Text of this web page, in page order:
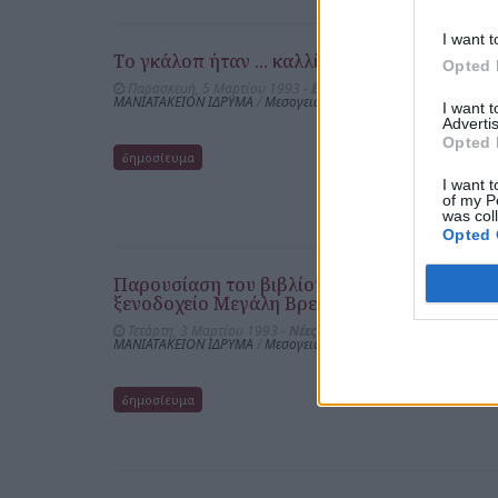
I want
Opted
I want
Opted
I want
of my
was
Opted
Το γκάλοπ ήταν ... καλλίγευστον
ΜΑΝΙΑΤΑΚΕΙΟΝ ΙΔΡΥΜΑ Μεσογειακή Διατροφή
δημοσίευμα
Παρουσίαση του βιβλίου χορτοφαγικής
ξενοδοχείο Μεγάλη Βρεταννία
ΜΑΝΙΑΤΑΚΕΙΟΝ ΙΔΡΥΜΑ Μεσογειακή Διατροφή
δημοσίευμα